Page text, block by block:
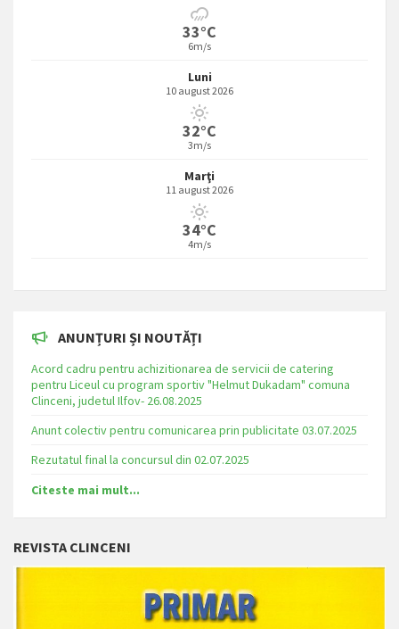
33°C
6m/s
Luni
10 august 2026
32°C
3m/s
Marţi
11 august 2026
34°C
4m/s
ANUNȚURI ȘI NOUTĂȚI
Acord cadru pentru achizitionarea de servicii de catering
pentru Liceul cu program sportiv "Helmut Dukadam" comuna
Clinceni, judetul Ilfov- 26.08.2025
Anunt colectiv pentru comunicarea prin publicitate 03.07.2025
Rezutatul final la concursul din 02.07.2025
Citeste mai mult...
REVISTA CLINCENI